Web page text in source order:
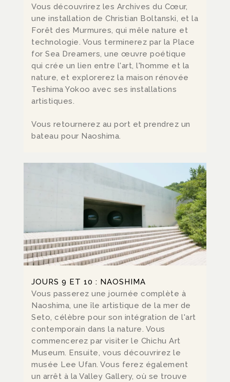
Vous découvrirez les Archives du Cœur,
une installation de Christian Boltanski, et la
Forêt des Murmures, qui mêle nature et
technologie. Vous terminerez par la Place
for Sea Dreamers, une œuvre poétique
qui crée un lien entre l'art, l'homme et la
nature, et explorerez la maison rénovée
Teshima Yokoo avec ses installations
artistiques.
Vous retournerez au port et prendrez un
bateau pour Naoshima.
JOURS 9 ET 10 : NAOSHIMA
Vous passerez une journée complète à
Naoshima, une île artistique de la mer de
Seto, célèbre pour son intégration de l'art
contemporain dans la nature. Vous
commencerez par visiter le Chichu Art
Museum. Ensuite, vous découvrirez le
musée Lee Ufan. Vous ferez également
un arrêt à la Valley Gallery, où se trouve